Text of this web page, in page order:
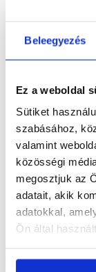
Beleegyezés
Ez a weboldal
Sütiket
szabásához,
valamint
közösségi
megosztjuk az
adatait, akik
adatokkal,
Ön által
Vásárlói